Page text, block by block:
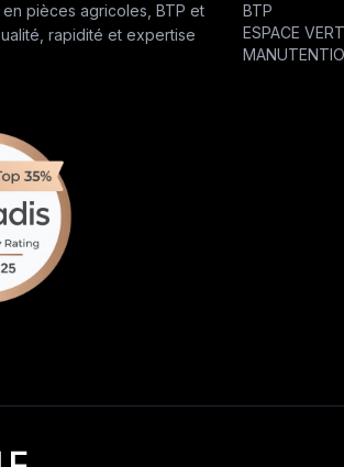
pièces agricoles, BTP et
rapidité et expertise
BTP
ESPACE VERT